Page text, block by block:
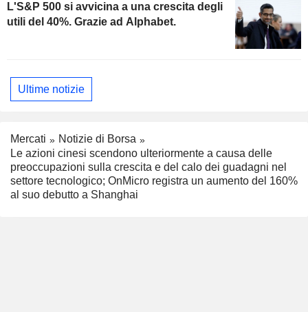
L'S&P 500 si avvicina a una crescita degli
utili del 40%. Grazie ad Alphabet.
Ultime notizie
Mercati
Notizie di Borsa
Le azioni cinesi scendono ulteriormente a causa delle
preoccupazioni sulla crescita e del calo dei guadagni nel
settore tecnologico; OnMicro registra un aumento del 160%
al suo debutto a Shanghai